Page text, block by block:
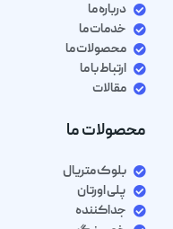
درباره ما
خدمات ما
محصولات ما
ارتباط با ما
مقالات
محصولات ما
بلوک متریال
پلی اورتان
جداکننده